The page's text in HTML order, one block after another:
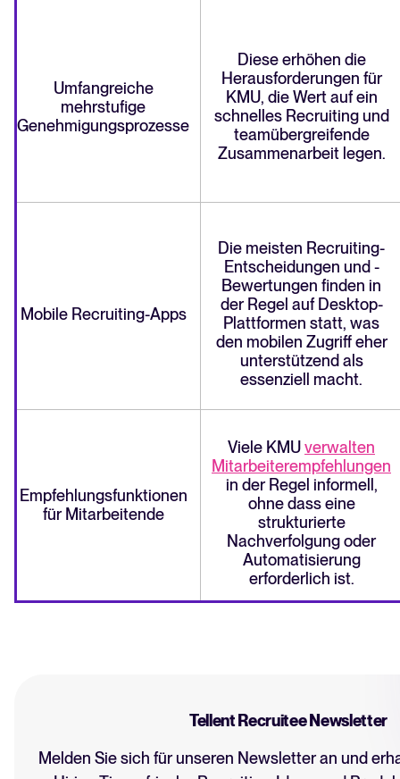
Umfangreiche
mehrstufige
Genehmigungsprozesse
Diese erhöhen die
Herausforderungen für
KMU, die Wert auf ein
schnelles Recruiting und
teamübergreifende
Zusammenarbeit legen.
Mobile Recruiting-Apps
Die meisten Recruiting-
Entscheidungen und -
Bewertungen finden in
der Regel auf Desktop-
Plattformen statt, was
den mobilen Zugriff eher
unterstützend als
essenziell macht.
Empfehlungsfunktionen
für Mitarbeitende
Viele KMUverwalten
Mitarbeiterempfehlungen
in der Regel informell,
ohne dass eine
strukturierte
Nachverfolgung oder
Automatisierung
erforderlich ist.
Tellent Recruitee Newsletter
Melden Sie sich für unseren Newsletter an und